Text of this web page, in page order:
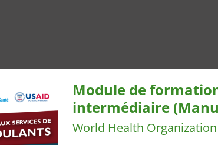
Module de
intermédiaire
World Health Organization